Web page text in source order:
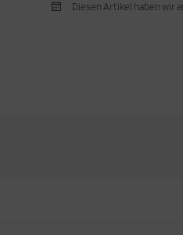
Diesen Artikel haben wir